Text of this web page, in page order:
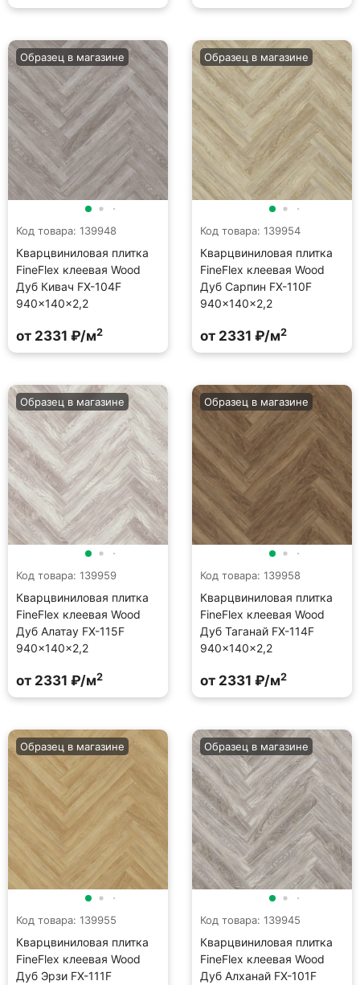
Код товара: 139948
Кварцвиниловая плитка
FineFlex клеевая Wood
Дуб Кивач FX-104F
940×140×2,2
Образец в магазине
от 2331 ₽/м2
Код товара: 139954
Кварцвиниловая плитка
FineFlex клеевая Wood
Дуб Сарпин FX-110F
940×140×2,2
Образец в магазине
от 2331 ₽/м2
Код товара: 139959
Кварцвиниловая плитка
FineFlex клеевая Wood
Дуб Алатау FX-115F
940×140×2,2
Образец в магазине
от 2331 ₽/м2
Код товара: 139958
Кварцвиниловая плитка
FineFlex клеевая Wood
Дуб Таганай FX-114F
940×140×2,2
Образец в магазине
от 2331 ₽/м2
Код товара: 139955
Кварцвиниловая плитка
FineFlex клеевая Wood
Дуб Эрзи FX-111F
Образец в магазине
Код товара: 139945
Кварцвиниловая плитка
FineFlex клеевая Wood
Дуб Алханай FX-101F
Образец в магазине